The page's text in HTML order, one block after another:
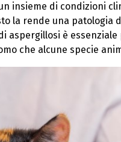
insieme di condizioni
la rende una patologia
aspergillosi è
che alcune specie